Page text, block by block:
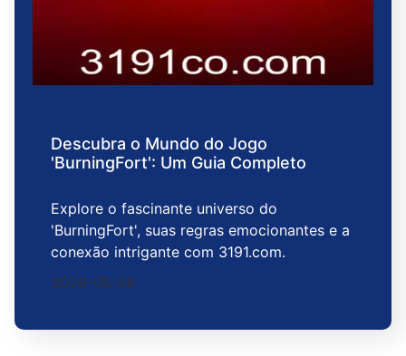
Descubra o Mundo do Jogo
'BurningFort': Um Guia Completo
Explore o fascinante universo do
'BurningFort', suas regras emocionantes e a
conexão intrigante com 3191.com.
2026-05-28